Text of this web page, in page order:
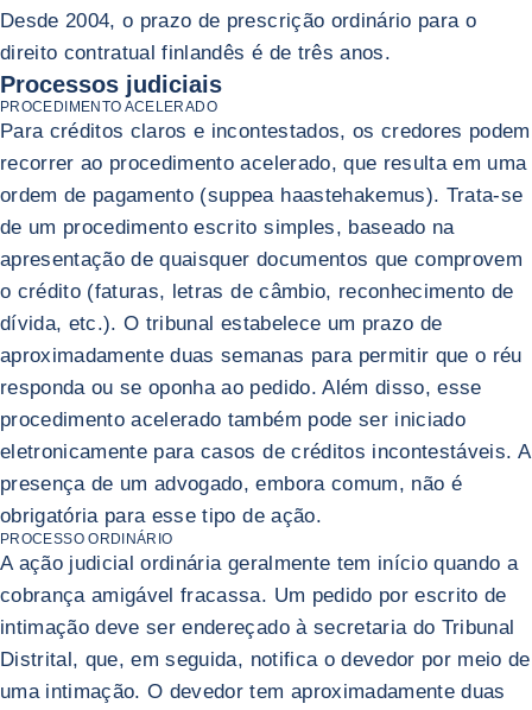
Desde 2004, o prazo de prescrição ordinário para o
direito contratual finlandês é de três anos.
Processos judiciais
PROCEDIMENTO ACELERADO
Para créditos claros e incontestados, os credores podem
recorrer ao procedimento acelerado, que resulta em uma
ordem de pagamento (suppea haastehakemus). Trata-se
de um procedimento escrito simples, baseado na
apresentação de quaisquer documentos que comprovem
o crédito (faturas, letras de câmbio, reconhecimento de
dívida, etc.). O tribunal estabelece um prazo de
aproximadamente duas semanas para permitir que o réu
responda ou se oponha ao pedido. Além disso, esse
procedimento acelerado também pode ser iniciado
eletronicamente para casos de créditos incontestáveis. A
presença de um advogado, embora comum, não é
obrigatória para esse tipo de ação.
PROCESSO ORDINÁRIO
A ação judicial ordinária geralmente tem início quando a
cobrança amigável fracassa. Um pedido por escrito de
intimação deve ser endereçado à secretaria do Tribunal
Distrital, que, em seguida, notifica o devedor por meio de
uma intimação. O devedor tem aproximadamente duas